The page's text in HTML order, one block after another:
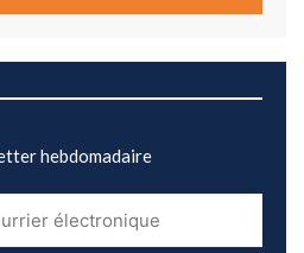
hebdomadaire